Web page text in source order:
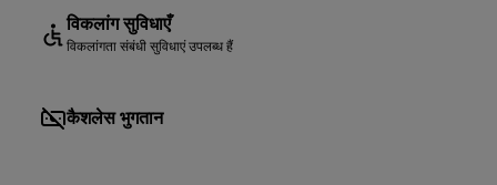
विकलांग सुविधाएँ
विकलांगता संबंधी सुविधाएं उपलब्ध हैं
कैशलेस भुगतान